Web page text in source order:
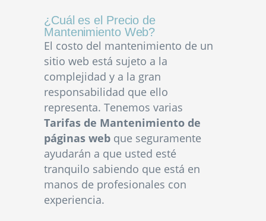
¿Cuál es el Precio de
Mantenimiento Web?
El costo del mantenimiento de un
sitio web está sujeto a la
complejidad y a la gran
responsabilidad que ello
representa. Tenemos varias
Tarifas de Mantenimiento de
páginas web que seguramente
ayudarán a que usted esté
tranquilo sabiendo que está en
manos de profesionales con
experiencia.